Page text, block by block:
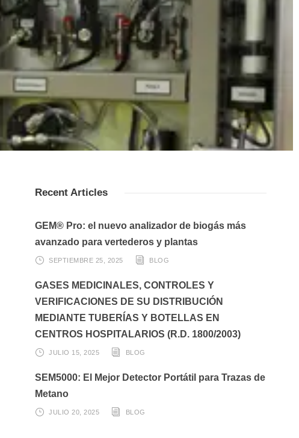
Recent Articles
GEM® Pro: el nuevo analizador de biogás más
avanzado para vertederos y plantas
SEPTIEMBRE 25, 2025 BLOG
GASES MEDICINALES, CONTROLES Y
VERIFICACIONES DE SU DISTRIBUCIÓN
MEDIANTE TUBERÍAS Y BOTELLAS EN
CENTROS HOSPITALARIOS (R.D. 1800/2003)
JULIO 15, 2025 BLOG
SEM5000: El Mejor Detector Portátil para Trazas de
Metano
JULIO 20, 2025 BLOG